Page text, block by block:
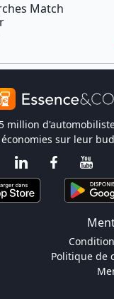
Match
million
sur leur
Politique de